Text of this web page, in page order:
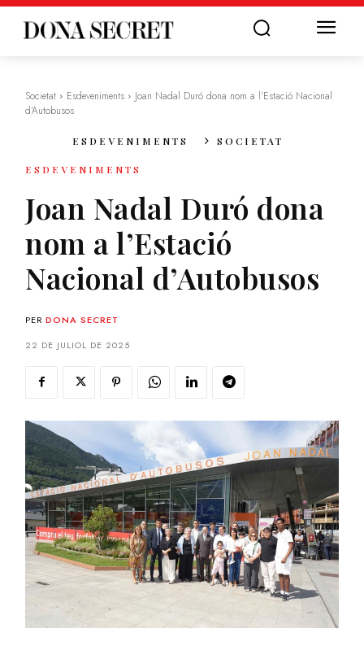
Societat Esdeveniments
Joan Nadal Duró dona nom a l'Estació Nacional
d'Autobusos
ESDEVENIMENTS SOCIETAT
ESDEVENIMENTS
Joan Nadal Duró dona
nom a l’Estació
Nacional d’Autobusos
PER DONA SECRET
22 DE JULIOL DE 2025